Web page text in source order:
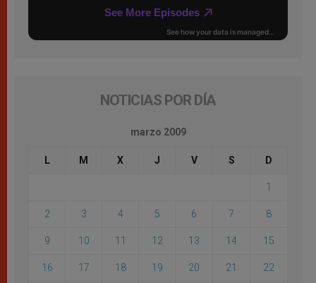
NOTICIAS POR DÍA
marzo 2009
L M X J V S D
1
2 3 4 5 6 7 8
9 10 11 12 13 14 15
16 17 18 19 20 21 22